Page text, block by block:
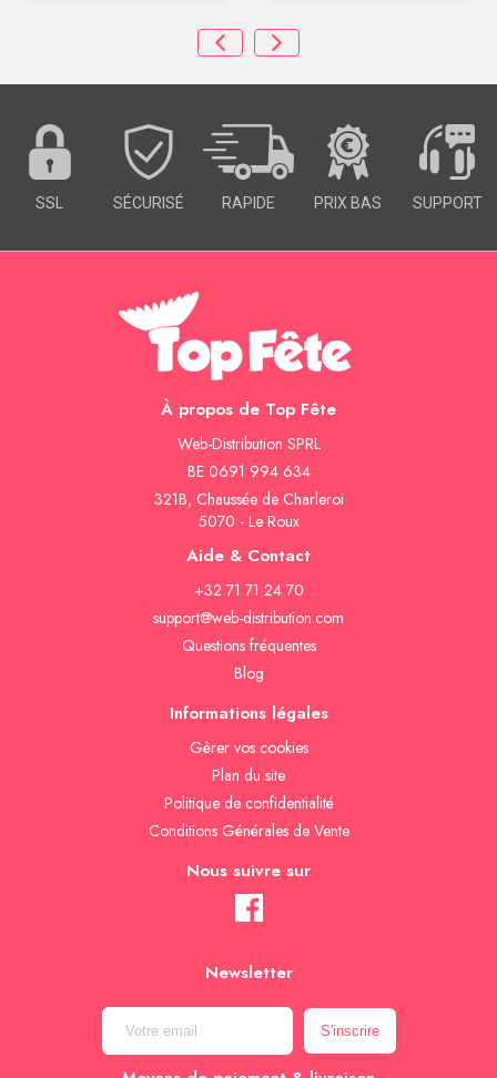
SSL SÉCURISÉ RAPIDE PRIX BAS SUPPORT
À propos de Top Fête
Web-Distribution SPRL
BE 0691 994 634
321B, Chaussée de Charleroi
5070 - Le Roux
Aide & Contact
+32 71 71 24 70
support@web-distribution.com
Questions fréquentes
Blog
Informations légales
Gèrer vos cookies
Plan du site
Politique de confidentialité
Conditions Générales de Vente
Nous suivre sur
Newsletter